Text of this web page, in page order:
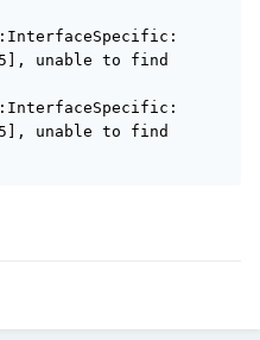
unable to find
unable to find